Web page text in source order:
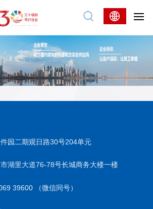
园二期观日路30号204单元
湖里大道76-78号长城商务大楼一楼
39600 （微信同号）